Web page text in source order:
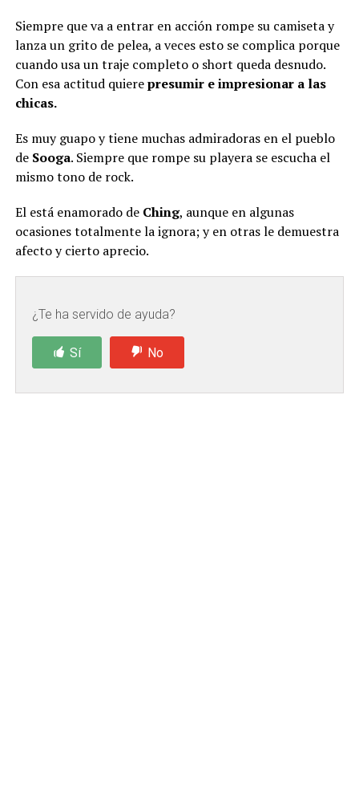
Siempre que va a entrar en acción rompe su camiseta y
lanza un grito de pelea, a veces esto se complica porque
cuando usa un traje completo o short queda desnudo.
Con esa actitud quierepresumir e impresionar a las
chicas.
Es muy guapo y tiene muchas admiradoras en el pueblo
de Sooga. Siempre que rompe su playera se escucha el
mismo tono de rock.
El está enamorado de Ching, aunque en algunas
ocasiones totalmente la ignora; y en otras le demuestra
afecto y cierto aprecio.
¿Te ha servido de ayuda?
Sí No